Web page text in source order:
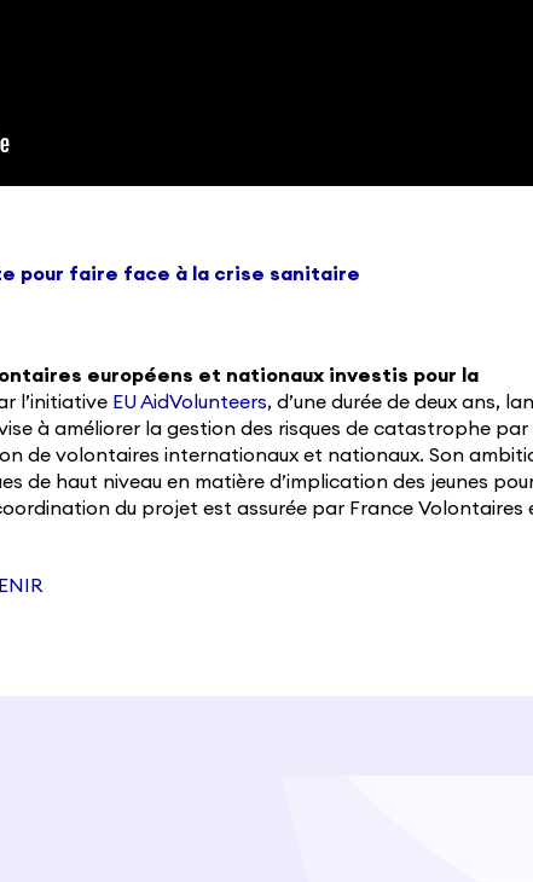
pour faire face à la crise sanitaire
européens et nationaux investis pour la
l’initiative EU AidVolunteers, d’une durée de deux ans,
à améliorer la gestion des risques de catastrophe par
de volontaires internationaux et nationaux. Son
de haut niveau en matière d’implication des jeunes
du projet est assurée par France Volontaires